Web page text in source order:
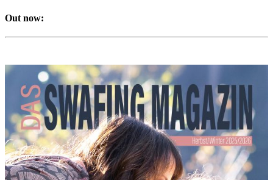
Out now: